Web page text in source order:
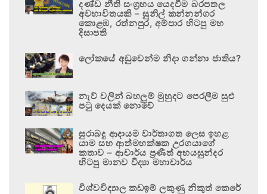
දණ්ඩ නීති සංග්‍රහය යෙදවීම බරපතල
අවභාවිතයකි – සුනිල් කන්නන්ගර
කොළඹ, රත්නපුර, අම්පාර හිටපු මහ
දිසාපති
ලෝකයේ අඩුවෙන්ම නිදා ගන්නා ජාතිය?
නැව් වලින් බහලුම් මුහුදට පෙරලීම සුළු
පටු දෙයක් නොවේ
සුරාබදු ආදායම වාර්තාගත ලෙස ඉහළ
යාම සහ ආත්මභක්ෂක උරගයාගේ
කතාව – ආචාර්ය ප්‍රණීත් අභයසුන්දර
හිටපු මානව විද්‍යා මහාචාර්ය
විශ්වවිද්‍යාල කඩඉම් ලකුණු නිකුත් කෙරේ